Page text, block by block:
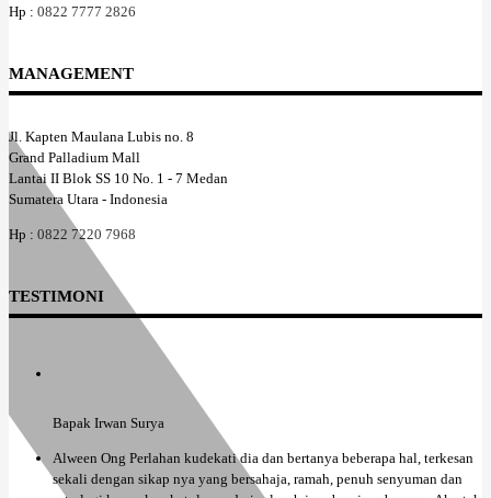
Hp : 0822 7777 2826
MANAGEMENT
Jl. Kapten Maulana Lubis no. 8
Grand Palladium Mall
Lantai II Blok SS 10 No. 1 - 7 Medan
Sumatera Utara - Indonesia
Hp : 0822 7220 7968
TESTIMONI
Bapak Irwan Surya
Alween Ong Perlahan kudekati dia dan bertanya beberapa hal, terkesan
sekali dengan sikap nya yang bersahaja, ramah, penuh senyuman dan